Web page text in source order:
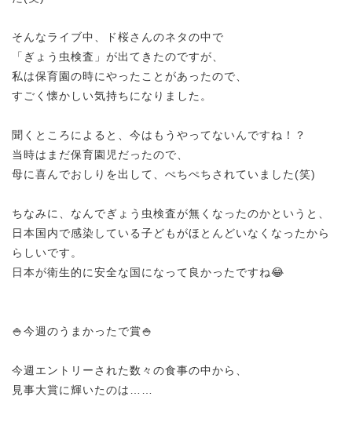
そんなライブ中、ド桜さんのネタの中で
「ぎょう虫検査」が出てきたのですが、
私は保育園の時にやったことがあったので、
すごく懐かしい気持ちになりました。
聞くところによると、今はもうやってないんですね！？
当時はまだ保育園児だったので、
母に喜んでおしりを出して、ぺちぺちされていました(笑)
ちなみに、なんでぎょう虫検査が無くなったのかというと、
日本国内で感染している子どもがほとんどいなくなったから
らしいです。
日本が衛生的に安全な国になって良かったですね😂
🍚今週のうまかったで賞🍚
今週エントリーされた数々の食事の中から、
見事大賞に輝いたのは……